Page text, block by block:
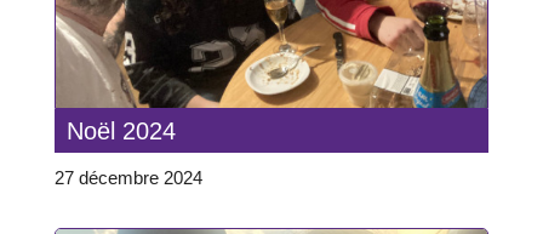
Noël 2024
27 décembre 2024